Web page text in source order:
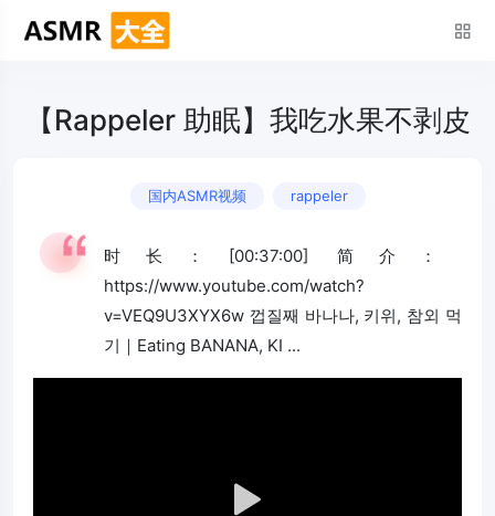
【Rappeler 助眠】我吃水果不剥皮
国内ASMR视频 rappeler
时长：[00:37:00] 简介：
https://www.youtube.com/watch?
v=VEQ9U3XYX6w 껍질째 바나나, 키위, 참외 먹
기｜Eating BANANA, KI ...